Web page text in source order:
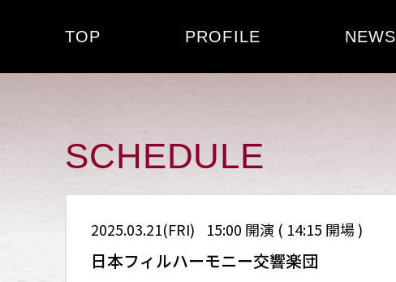
TOP PROFILE NEWS
SCHEDULE
2025.03.21(FRI) 15:00 開演 ( 14:15 開場 )
日本フィルハーモニー交響楽団